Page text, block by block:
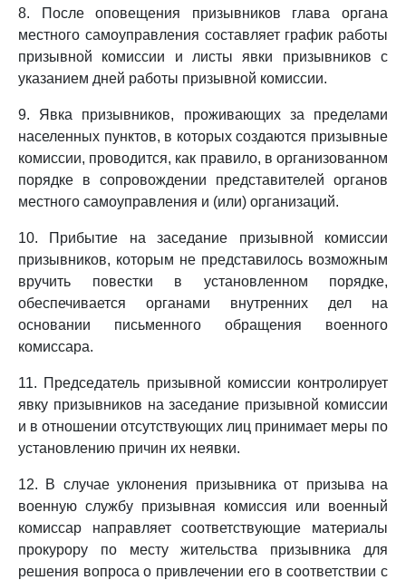
8. После оповещения призывников глава органа
местного самоуправления составляет график работы
призывной комиссии и листы явки призывников с
указанием дней работы призывной комиссии.
9. Явка призывников, проживающих за пределами
населенных пунктов, в которых создаются призывные
комиссии, проводится, как правило, в организованном
порядке в сопровождении представителей органов
местного самоуправления и (или) организаций.
10. Прибытие на заседание призывной комиссии
призывников, которым не представилось возможным
вручить повестки в установленном порядке,
обеспечивается органами внутренних дел на
основании письменного обращения военного
комиссара.
11. Председатель призывной комиссии контролирует
явку призывников на заседание призывной комиссии
и в отношении отсутствующих лиц принимает меры по
установлению причин их неявки.
12. В случае уклонения призывника от призыва на
военную службу призывная комиссия или военный
комиссар направляет соответствующие материалы
прокурору по месту жительства призывника для
решения вопроса о привлечении его в соответствии с